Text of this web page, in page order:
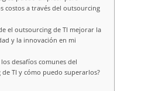
costos a través del outsourcing
el outsourcing de TI mejorar la
y la innovación en mi
los desafíos comunes del
TI y cómo puedo superarlos?